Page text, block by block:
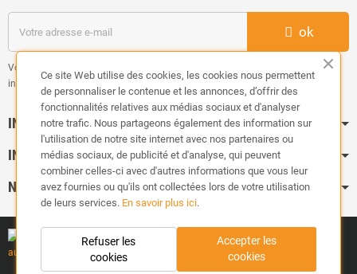
ok
Vous pouvez vous désinscrire à tout moment. Vous trouverez pour cela nos
informations de contact dans les conditions d'utilisation du site.
INFORMATION
INFOS PRATIQUES
NOS CATÉGORIES
Copyright ©TUNEDYNAMIC| Tous droits réservés.
Ce site Web utilise des cookies, les cookies nous permettent
de personnaliser le contenue et les annonces, d’offrir des
fonctionnalités relatives aux médias sociaux et d'analyser
notre trafic. Nous partageons également des information sur
l'utilisation de notre site internet avec nos partenaires ou
médias sociaux, de publicité et d'analyse, qui peuvent
combiner celles-ci avec d'autres informations que vous leur
avez fournies ou qu'ils ont collectées lors de votre utilisation
de leurs services. En savoir plus ici.
Accepter les
cookies
Refuser les
cookies